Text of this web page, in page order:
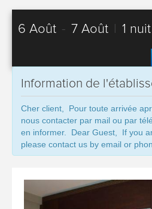
6 Août - 7 Août 1 nuit
Information de
Cher client, Pour toute arrivée
nous contacter par mail ou par
en informer. Dear Guest, If you
please contact us by email or